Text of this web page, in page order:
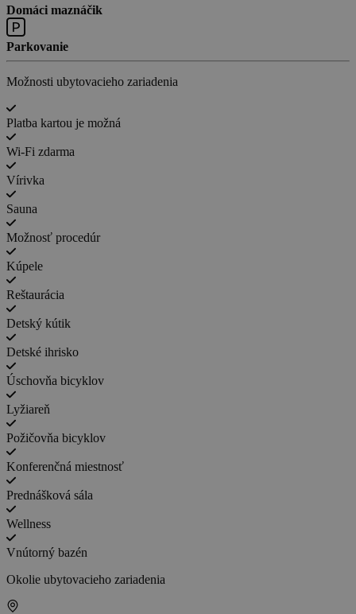
Domáci maznáčik
Parkovanie
Možnosti ubytovacieho zariadenia
Platba kartou je možná
Wi-Fi zdarma
Vírivka
Sauna
Možnosť procedúr
Kúpele
Reštaurácia
Detský kútik
Detské ihrisko
Úschovňa bicyklov
Lyžiareň
Požičovňa bicyklov
Konferenčná miestnosť
Prednášková sála
Wellness
Vnútorný bazén
Okolie ubytovacieho zariadenia